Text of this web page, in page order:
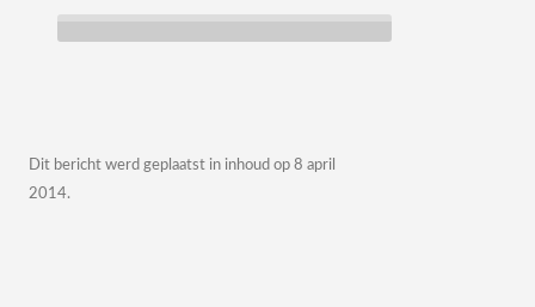
Dit bericht werd geplaatst in inhoud op 8 april
2014.